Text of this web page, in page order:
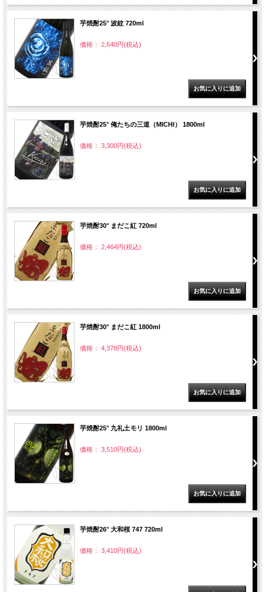
芋焼酎25° 波紋 720ml
価格： 2,640円(税込)
芋焼酎25° 俺たちの三道（MICHI） 1800ml
価格： 3,300円(税込)
芋焼酎30° まだこ紅 720ml
価格： 2,464円(税込)
芋焼酎30° まだこ紅 1800ml
価格： 4,378円(税込)
芋焼酎25° 九礼土モリ 1800ml
価格： 3,510円(税込)
芋焼酎26° 大和桜 747 720ml
価格： 3,410円(税込)